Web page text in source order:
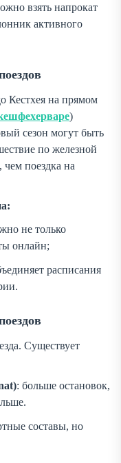
взять напрокат
активного
Кестхея на прямом
)
сезон могут быть
по железной
чем поездка на
не только
онлайн;
расписания
Существует
: больше остановок,
составы, но